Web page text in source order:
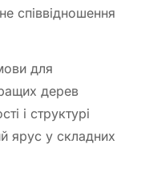
співвідношення
для
дерев
і структурі
ярус у складних